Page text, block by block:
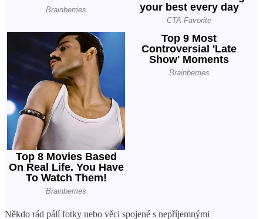
Někdo rád pálí fotky nebo věci spojené s nepříjemnými